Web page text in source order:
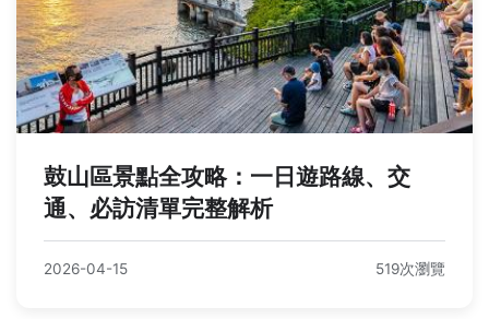
鼓山區景點全攻略：一日遊路線、交
通、必訪清單完整解析
2026-04-15 519次瀏覽